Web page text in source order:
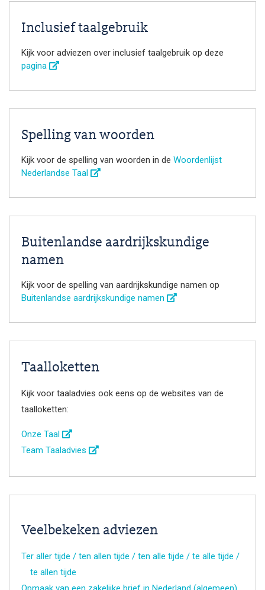
Inclusief taalgebruik
Kijk voor adviezen over inclusief taalgebruik op deze
pagina
Spelling van woorden
Kijk voor de spelling van woorden in de Woordenlijst
Nederlandse Taal
Buitenlandse aardrijkskundige
namen
Kijk voor de spelling van aardrijkskundige namen op
Buitenlandse aardrijkskundige namen
Taalloketten
Kijk voor taaladvies ook eens op de websites van de
taalloketten:
Onze Taal
Team Taaladvies
Veelbekeken adviezen
Ter aller tijde / ten allen tijde / ten alle tijde / te alle tijde /
te allen tijde